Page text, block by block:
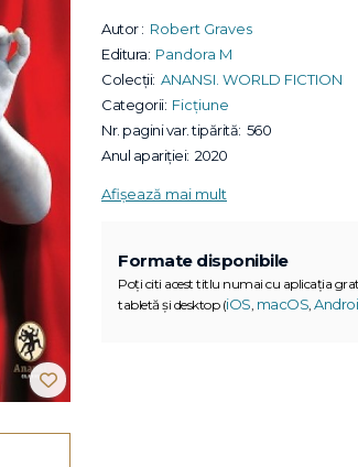
Autor : Robert Graves
Editura: Pandora M
Colecții: ANANSI. WORLD FICTION
Categorii: Ficțiune
Nr. pagini var. tipărită: 560
Anul apariției: 2020
Afișează mai mult
Formate disponibile
Poți citi acest titlu numai cu aplicația
tabletă și desktop (iOS, macOS,